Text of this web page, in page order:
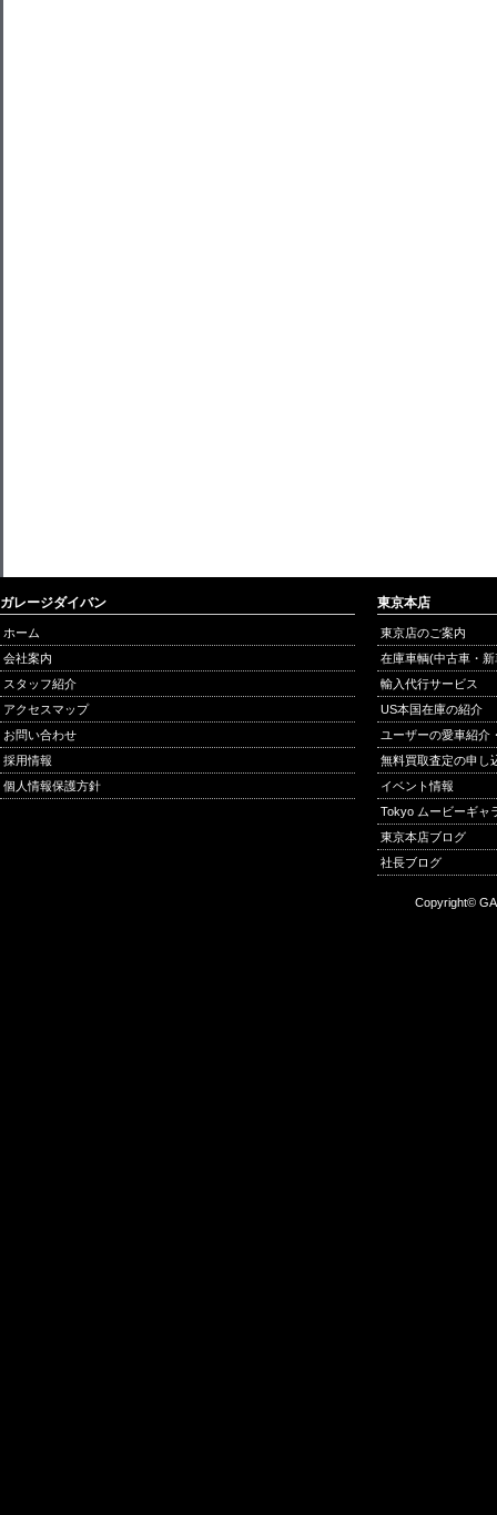
ガレージダイバン
ホーム
会社案内
スタッフ紹介
アクセスマップ
お問い合わせ
採用情報
個人情報保護方針
東京本店
東京店のご案内
在庫車輌(中古車・
輸入代行サービス
US本国在庫の紹介
ユーザーの愛車紹介
無料買取査定の申し
イベント情報
Tokyo ムービーギャ
東京本店ブログ
社長ブログ
Copyright©